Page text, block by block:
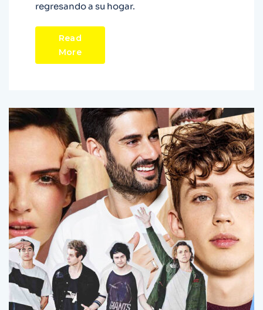
regresando a su hogar.
Read
More